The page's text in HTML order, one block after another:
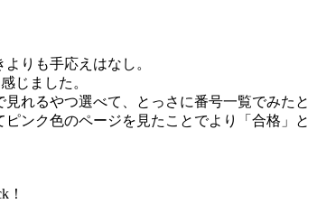
りも手応えはなし。
じました。
れるやつ選べて、とっさに番号一覧でみたと
ンク色のページを見たことでより「合格」と
！